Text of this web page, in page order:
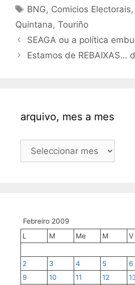
Etiquetas
BNG, Comicios Electorais,
Quintana, Touriño
SEAGA ou a política
Estamos de REBAIXAS…
arquivo, mes a mes
arquivo,
Febreiro 2009
L
M Me M V
2
3 4 5 6
9
10 11 12